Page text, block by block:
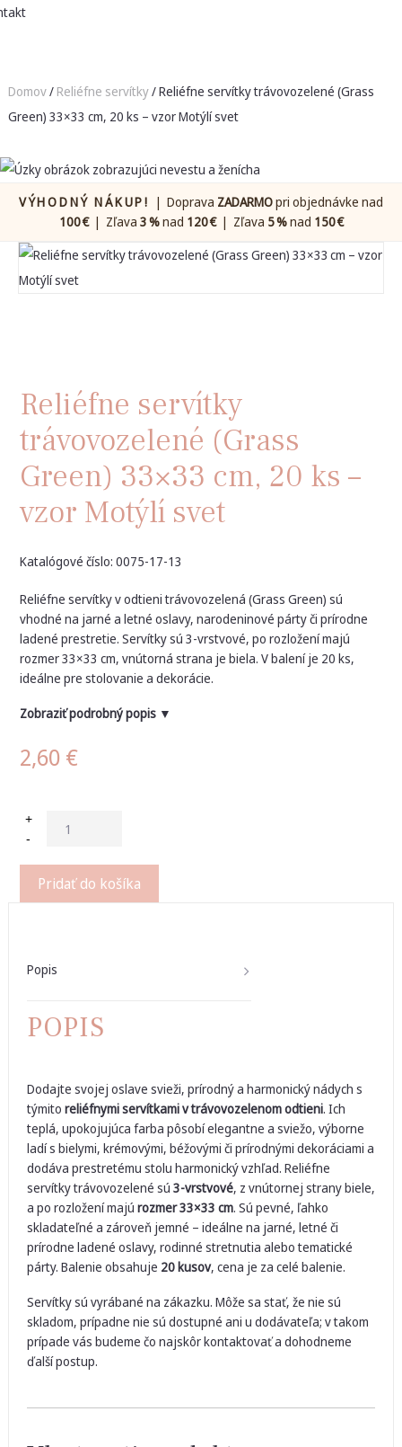
Domov/ Reliéfne servítky/ Reliéfne servítky trávovozelené (Grass
Green) 33×33 cm, 20 ks – vzor Motýlí svet
VÝHODNÝ NÁKUP! | Doprava ZADARMOpri objednávke nad
100 €| Zľava 3 %nad 120 €| Zľava 5 %nad 150 €
Reliéfne servítky
trávovozelené (Grass
Green) 33×33 cm, 20 ks –
vzor Motýlí svet
Katalógové číslo: 0075-17-13
Reliéfne servítky v odtieni trávovozelená (Grass Green) sú
vhodné na jarné a letné oslavy, narodeninové párty či prírodne
ladené prestretie. Servítky sú 3-vrstvové, po rozložení majú
rozmer 33×33 cm, vnútorná strana je biela. V balení je 20 ks,
ideálne pre stolovanie a dekorácie.
Zobraziť podrobný popis ▼
2,60 €
-
+
Pridať do košíka
Popis
POPIS
Dodajte svojej oslave svieži, prírodný a harmonický nádych s
týmito reliéfnymi servítkami v trávovozelenom odtieni. Ich
teplá, upokojujúca farba pôsobí elegantne a sviežo, výborne
ladí s bielymi, krémovými, béžovými či prírodnými dekoráciami a
dodáva prestretému stolu harmonický vzhľad. Reliéfne
servítky trávovozelené sú 3-vrstvové, z vnútornej strany biele,
a po rozložení majú rozmer 33×33 cm. Sú pevné, ľahko
skladateľné a zároveň jemné – ideálne na jarné, letné či
prírodne ladené oslavy, rodinné stretnutia alebo tematické
párty. Balenie obsahuje 20 kusov, cena je za celé balenie.
Servítky sú vyrábané na zákazku. Môže sa stať, že nie sú
skladom, prípadne nie sú dostupné ani u dodávateľa; v takom
prípade vás budeme čo najskôr kontaktovať a dohodneme
ďalší postup.